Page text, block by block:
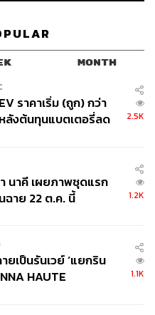
MONTH
ราคาเริ่ม (ถูก) กว่า
ลังต้นทุนแบตเตอรี่ลด
2.5K
นาคี เผยภาพชุดแรก
าย 22 ต.ค. นี้
1.2K
ยเป็นรันเวย์ ‘แยกริน
HAUTE
1.1K